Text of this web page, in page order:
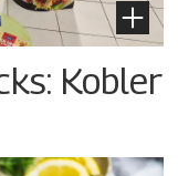
Kobler